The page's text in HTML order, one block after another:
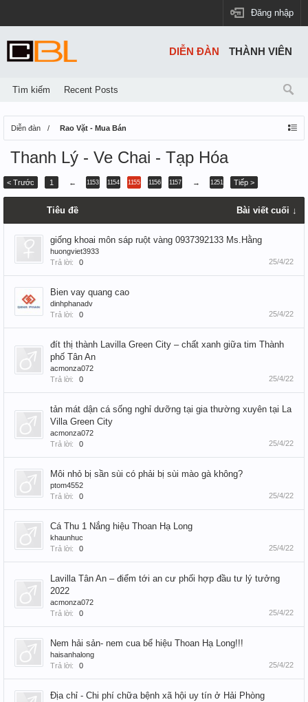
Đăng nhập
Diễn đàn Rao Vặt - Mua Bán
Thanh Lý - Ve Chai - Tạp Hóa
< Trước 1 ← 1153 1154 1155 1156 1157 → 1251 Tiếp >
Tiêu đề Bài viết cuối ↓
giống khoai môn sáp ruột vàng 0937392133 Ms.Hằng
huongviet3933
Trả lời:
0 25/4/22
Bien vay quang cao
dinhphanadv
Trả lời:
0 25/4/22
đít thị thành Lavilla Green City – chất xanh giữa tim Thành
phố Tân An
acmonza072
Trả lời:
0 25/4/22
tản mát dận cá sống nghỉ dưỡng tại gia thường xuyên tại La
Villa Green City
acmonza072
Trả lời:
0 25/4/22
Môi nhỏ bị sần sùi có phải bị sùi mào gà không?
ptom4552
Trả lời:
0 25/4/22
Cá Thu 1 Nắng hiệu Thoan Hạ Long
khaunhuc
Trả lời:
0 25/4/22
Lavilla Tân An – điểm tới an cư phối hợp đầu tư lý tưởng
2022
acmonza072
Trả lời:
0 25/4/22
Nem hải sản- nem cua bể hiệu Thoan Hạ Long!!!
haisanhalong
Trả lời:
0 25/4/22
Địa chỉ - Chi phí chữa bệnh xã hội uy tín ở Hải Phòng
DIỄN ĐÀN
Tìm kiếm Recent Posts
THÀNH VIÊN